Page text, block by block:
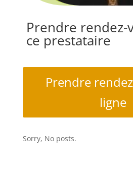
Prendre rendez-
ce prestataire
Prendre
ligne
Sorry, No posts.